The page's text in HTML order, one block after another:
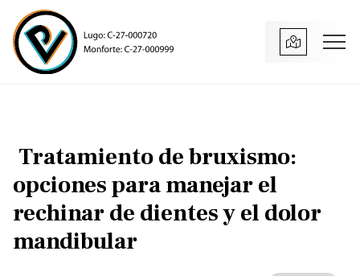
Tratamiento de bruxismo:
opciones para manejar el
rechinar de dientes y el dolor
mandibular